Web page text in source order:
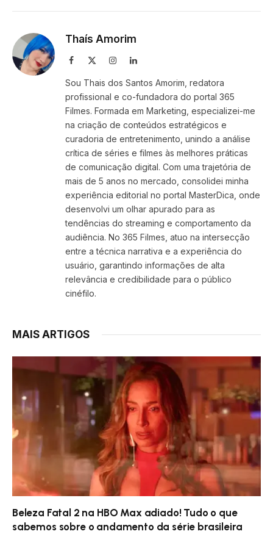
Thaís Amorim
Facebook InstagramLinkedIn
Sou Thais dos Santos Amorim, redatora
profissional e co-fundadora do portal 365
Filmes. Formada em Marketing, especializei-me
na criação de conteúdos estratégicos e
curadoria de entretenimento, unindo a análise
crítica de séries e filmes às melhores práticas
de comunicação digital. Com uma trajetória de
mais de 5 anos no mercado, consolidei minha
experiência editorial no portal MasterDica, onde
desenvolvi um olhar apurado para as
tendências do streaming e comportamento da
audiência. No 365 Filmes, atuo na intersecção
entre a técnica narrativa e a experiência do
usuário, garantindo informações de alta
relevância e credibilidade para o público
cinéfilo.
MAIS ARTIGOS
Beleza Fatal 2 na HBO Max adiado! Tudo o que
sabemos sobre o andamento da série brasileira